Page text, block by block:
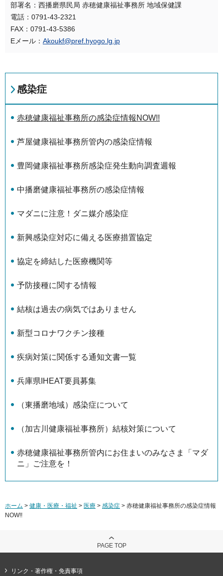
部署名：西播磨県民局 赤穂健康福祉事務所 地域保健課
電話：0791-43-2321
FAX：0791-43-5386
Eメール： Akoukf@pref.hyogo.lg.jp
感染症
赤穂健康福祉事務所の感染症情報NOW!!
芦屋健康福祉事務所管内の感染症情報
豊岡健康福祉事務所感染症発生動向調査週報
中播磨健康福祉事務所の感染症情報
マダニに注意！ダニ媒介感染症
新興感染症対応に備える医療措置協定
協定を締結した医療機関等
予防接種に関する情報
結核は過去の病気ではありません
新型コロナワクチン接種
疾病対策に関係する通知文書一覧
兵庫県IHEAT要員募集
（東播磨地域）感染症について
（加古川健康福祉事務所）結核対策について
赤穂健康福祉事務所管内にお住まいのみなさま「マダ
ニ」ご注意を！
ホーム > 健康・医療・福祉 > 医療 > 感染症 > 赤穂健康福祉事務所の感染症情報
NOW!!
PAGE TOP
リンク・著作権・免責事項